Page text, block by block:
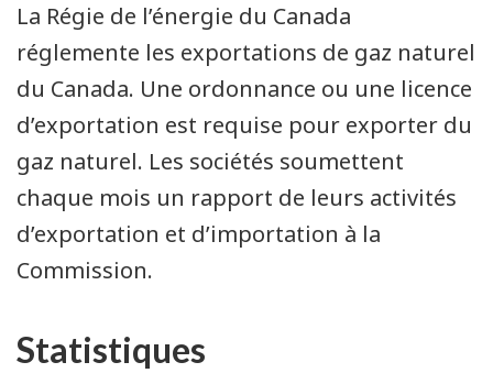
La Régie de l’énergie du Canada
réglemente les exportations de gaz naturel
du Canada. Une ordonnance ou une licence
d’exportation est requise pour exporter du
gaz naturel. Les sociétés soumettent
chaque mois un rapport de leurs activités
d’exportation et d’importation à la
Commission.
Statistiques